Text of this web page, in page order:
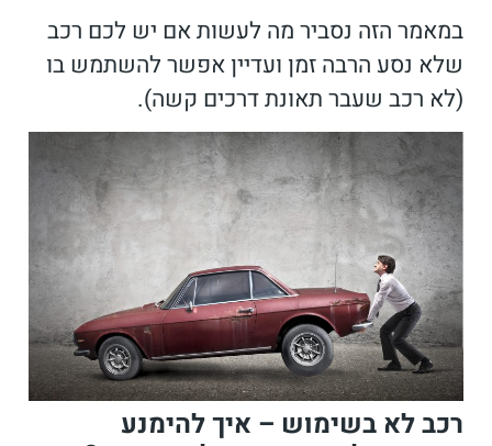
במאמר הזה נסביר מה לעשות אם יש לכם רכב
שלא נסע הרבה זמן ועדיין אפשר להשתמש בו
(לא רכב שעבר תאונת דרכים קשה).
רכב לא בשימוש – איך להימנע